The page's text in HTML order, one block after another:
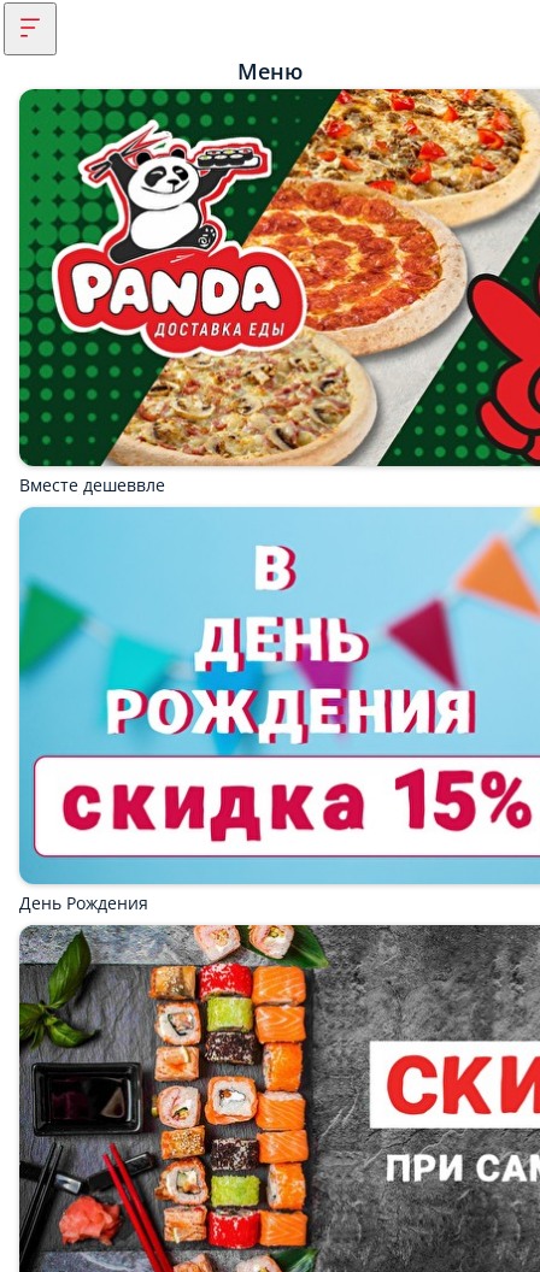
Меню
Вместе дешеввле
День Рождения
Скидка на самовывоз
Получи 100 бонусов за скачивание приложения и
регистрацию
Популярное
СЧАСТЛИВЫЕ ЧАСЫ
ЯПОНСКОЕ МЕНЮ
ВОК- КОНСТРУКТОР